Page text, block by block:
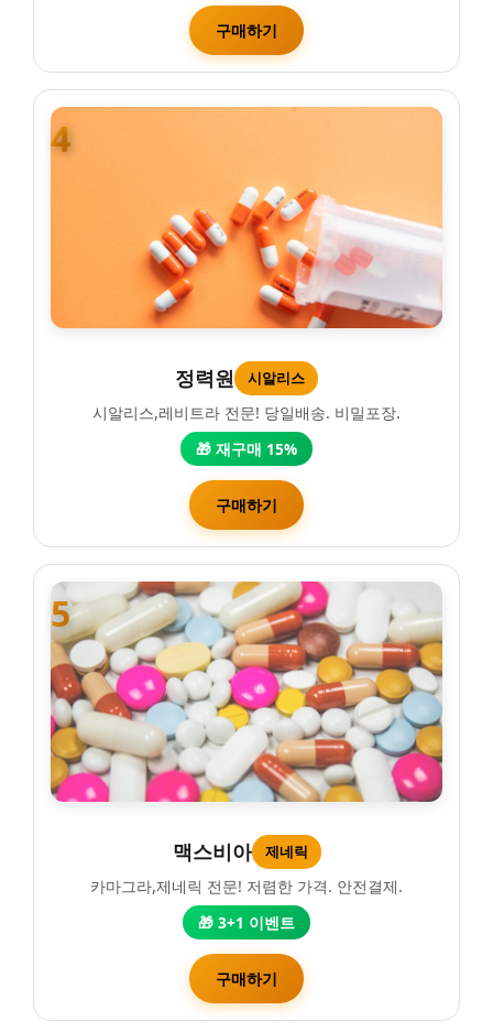
구매하기
4
정력원 시알리스
시알리스,레비트라 전문! 당일배송. 비밀포장.
🎁 재구매 15%
구매하기
5
맥스비아 제네릭
카마그라,제네릭 전문! 저렴한 가격. 안전결제.
🎁 3+1 이벤트
구매하기